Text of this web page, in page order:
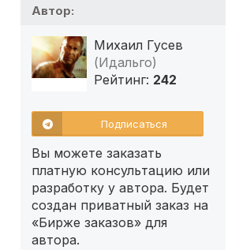
Автор:
Михаил Гусев
(Идальго)
Рейтинг: 242
Подписаться
Вы можете заказать
платную консультацию или
разработку у автора. Будет
создан приватный заказ на
«Бирже заказов» для
автора.